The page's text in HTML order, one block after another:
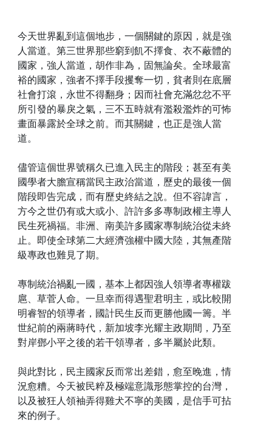
今天世界亂到這個地步，一個關鍵的原因，就是強
人當道。第三世界那些窮到飢不擇食、衣不蔽體的
國家，強人當道，胡作非為，固無論矣。全球最富
裕的國家，強者不擇手段攫奪一切，貧者則在底層
社會打滾，永世不得翻身；因而社會充滿忿忿不平
所引發的暴戾之氣，三不五時就有濫殺濫炸的可怖
畫面暴露於全球之前。而其關鍵，也正是強人當
道。
儘管這個世界號稱久已進入民主的階段；甚至有美
國學者大膽宣稱當民主政治當道，歷史的最後一個
階段即告完成，而有歷史終結之說。但不容諱言，
方今之世仍有或大或小、許許多多專制政權主導人
民生死禍福。非洲、南美許多國家專制統治從未終
止。即使全球第二大經濟強權中國大陸，其無產階
級專政也難見了期。
專制統治禍亂一國，基本上都因強人領導者專權跋
扈、草菅人命。一旦幸而得遇聖君明主，或比較開
明睿智的領導者，國計民生反而更勝他國一籌。半
世紀前的兩蔣時代，新加坡李光耀主政期間，乃至
對岸鄧小平之後的若干領導者，多半屬於此類。
與此對比，民主國家反而常出差錯，愈至晚進，情
況愈糟。今天被民粹及極端意識形態掌控的台灣，
以及被狂人領袖弄得雞犬不寧的美國，是信手可拈
來的例子。